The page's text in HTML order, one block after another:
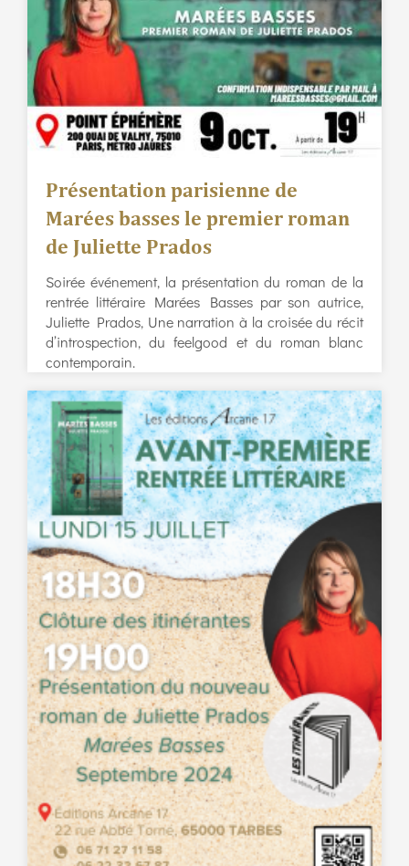
Présentation parisienne de
Marées basses le premier roman
de Juliette Prados
Soirée événement, la présentation du roman de la
rentrée littéraire Marées Basses par son autrice,
Juliette Prados, Une narration à la croisée du récit
d’introspection, du feelgood et du roman blanc
contemporain.